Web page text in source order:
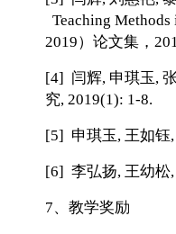
Teaching
2019）论文集，
[4] 闫辉, 申琪玉,
究, 2019(1): 1-8.
[5] 申琪玉, 王如钰
[6] 李弘扬, 王幼松
7、教学奖励